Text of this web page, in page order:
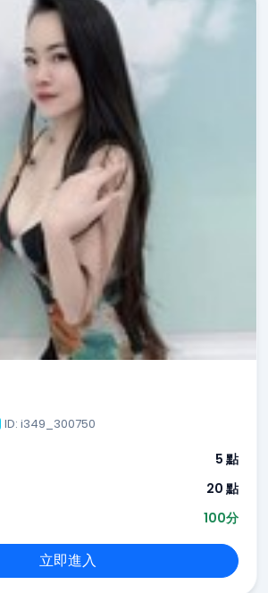
ID: i349_300750
5 點
20 點
100分
立即進入